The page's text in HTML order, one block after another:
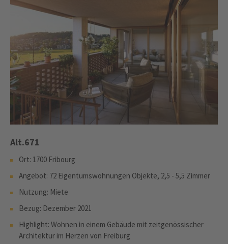
Alt.671
Ort: 1700 Fribourg
Angebot: 72 Eigentumswohnungen Objekte, 2,5 - 5,5 Zimmer
Nutzung: Miete
Bezug: Dezember 2021
Highlight: Wohnen in einem Gebäude mit zeitgenössischer
Architektur im Herzen von Freiburg